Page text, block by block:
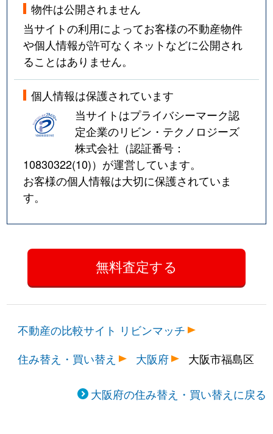
物件は公開されません
当サイトの利用によってお客様の不動産物件
や個人情報が許可なくネットなどに公開され
ることはありません。
個人情報は保護されています
当サイトはプライバシーマーク認
定企業のリビン・テクノロジーズ
株式会社（認証番号：
10830322(10)）が運営しています。
お客様の個人情報は大切に保護されていま
す。
不動産の比較サイト リビンマッチ
住み替え・買い替え
大阪府 大阪市福島区
大阪府の住み替え・買い替えに戻る